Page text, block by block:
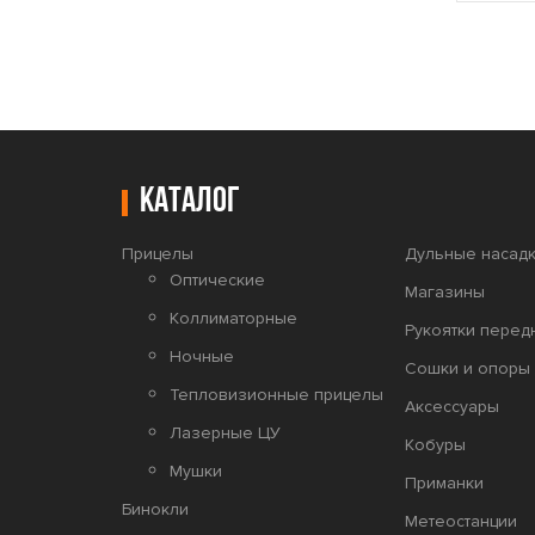
Каталог
Прицелы
Оптические
Коллиматорные
Ночные
Тепловизионные прицелы
Лазерные ЦУ
Мушки
Бинокли
Дульные
Магазины
Рукоятки
Сошки и опоры
Аксессуары
Кобуры
Приманки
Метеостанции